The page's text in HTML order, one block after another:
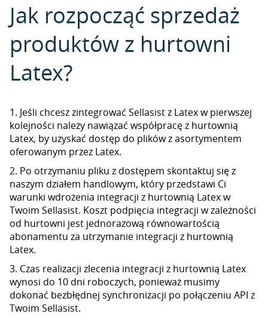
Jak rozpocząć sprzedaż
produktów z hurtowni
Latex?
1. Jeśli chcesz zintegrować Sellasist z Latex w pierwszej
kolejności należy nawiązać współpracę z hurtownią
Latex, by uzyskać dostęp do plików z asortymentem
oferowanym przez Latex.
2. Po otrzymaniu pliku z dostępem skontaktuj się z
naszym działem handlowym, który przedstawi Ci
warunki wdrożenia integracji z hurtownią Latex w
Twoim Sellasist. Koszt podpięcia integracji w zależności
od hurtowni jest jednorazową równowartością
abonamentu za utrzymanie integracji z hurtownią
Latex.
3. Czas realizacji zlecenia integracji z hurtownią Latex
wynosi do 10 dni roboczych, ponieważ musimy
dokonać bezbłędnej synchronizacji po połączeniu API z
Twoim Sellasist.